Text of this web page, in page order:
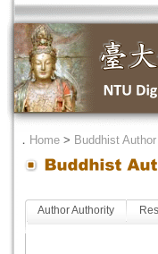
． Home > Buddhist
Author Authority